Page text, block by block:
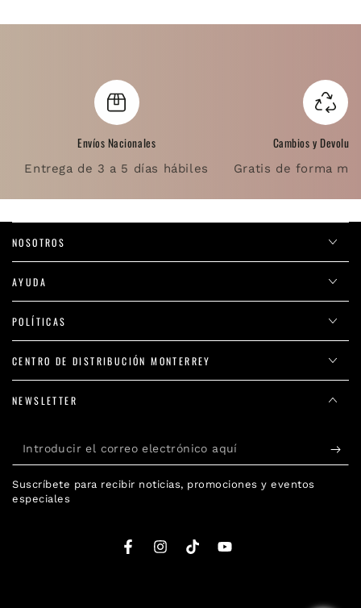
Envíos Nacionales
Entrega de 3 a 5 días hábiles
Cambios y
Gratis de forma
NOSOTROS
AYUDA
POLÍTICAS
CENTRO DE DISTRIBUCIÓN MONTERREY
NEWSLETTER
Introducir
el
correo
Suscríbete para recibir noticias, promociones y eventos
especiales
FacebookInstagram
TikTokYouTube